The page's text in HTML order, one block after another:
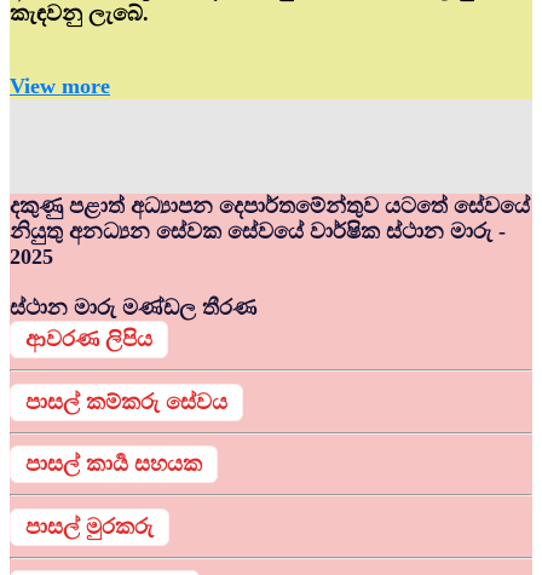
කැඳවනු ලැබේ.
View more
දකුණු පළාත් අධ්‍යාපන දෙපාර්තමේන්තුව යටතේ සේවයේ
නියුතු අනධ්‍යන සේවක සේවයේ වාර්ෂික ස්ථාන මාරු -
2025
ස්ථාන මාරු මණ්ඩල තීරණ
ආවරණ ලිපිය
පාසල් කම්කරු සේවය
පාසල් කාර්‍ය සහයක
පාසල් මුරකරු